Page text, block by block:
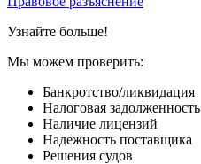
Узнайте больше!
Мы можем проверить:
Банкротство/ликвидация
Налоговая задолженность
Наличие лицензий
Надежность поставщика
Решения судов